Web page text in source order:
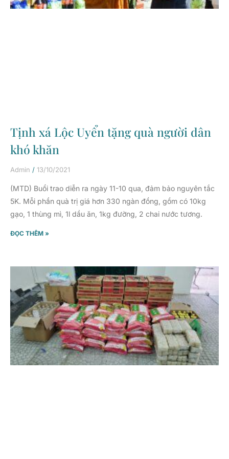
Tịnh xá Lộc Uyển tặng quà người dân
khó khăn
Admin 13/10/2021
(MTD) Buổi trao diễn ra ngày 11-10 qua, đảm bảo nguyên tắc
5K. Mỗi phần quà trị giá hơn 330 ngàn đồng, gồm có 10kg
gạo, 1 thùng mì, 1l dầu ăn, 1kg đường, 2 chai nước tương.
ĐỌC THÊM »